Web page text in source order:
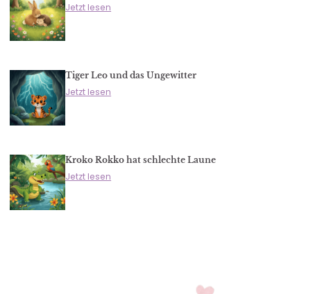
Jetzt lesen
Tiger Leo und das Ungewitter
Jetzt lesen
Kroko Rokko hat schlechte Laune
Jetzt lesen